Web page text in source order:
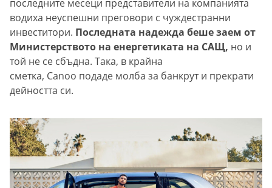
последните месеци представители на компанията
водиха неуспешни преговори с чуждестранни
инвеститори. Последната надежда беше заем от
Министерството на енергетиката на САЩ, но и
той не се сбъдна. Така, в крайна
сметка, Canoo подаде молба за банкрут и прекрати
дейността си.